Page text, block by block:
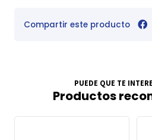
Compartir este producto
PUEDE QUE TE
Productos